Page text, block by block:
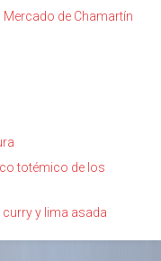
de Chamartín
totémico de los
y lima asada